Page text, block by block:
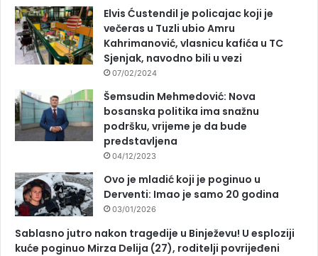
Elvis Ćustendil je policajac koji je
večeras u Tuzli ubio Amru
Kahrimanović, vlasnicu kafića u TC
Sjenjak, navodno bili u vezi
07/02/2024
Šemsudin Mehmedović: Nova
bosanska politika ima snažnu
podršku, vrijeme je da bude
predstavljena
04/12/2023
Ovo je mladić koji je poginuo u
Derventi: Imao je samo 20 godina
03/01/2026
Sablasno jutro nakon tragedije u Binježevu! U esploziji
kuće poginuo Mirza Delija (27), roditelji povrijeđeni